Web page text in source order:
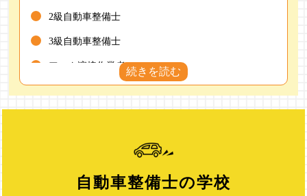
2級自動車整備士
3級自動車整備士
アーク溶接作業者
ソーシャル検定
自動車整備士の学校